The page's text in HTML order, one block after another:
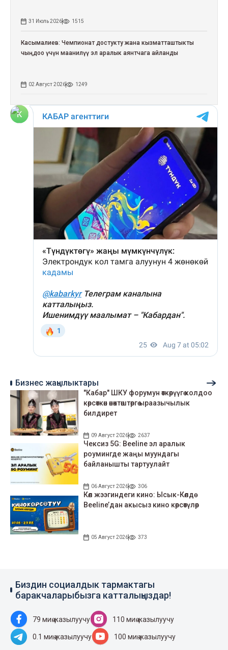
31 Июль 2026 1515
Касымалиев: Чемпионат достукту жана кызматташтыкты
чыңдоо үчүн маанилүү эл аралык аянтчага айланды
02 Август 2026 1249
Бизнес жаңылыктары
"Кабар" ШКУ форумун өткөрүүгө колдоо
көрсөткөн өнөктөштөргө ыраазычылык
билдирет
09 Август 2026 2637
Чексиз 5G: Beeline эл аралык
роумингде жаңы муундагы
байланышты тартуулайт
06 Август 2026 306
Көл жээгиндеги кино: Ысык-Көлдө
Beeline’дан акысыз кино көрсөтүлөр
05 Август 2026 373
Биздин социалдык тармактагы
баракчаларыбызга катталыңыздар!
79 миң жазылуучу 110 миң жазылуучу
0.1 миң жазылуучу 100 миң жазылуучу